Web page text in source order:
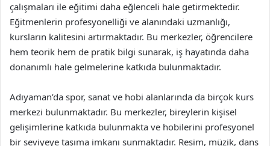
çalışmaları ile eğitimi daha eğlenceli hale getirmektedir.
Eğitmenlerin profesyonelliği ve alanındaki uzmanlığı,
kursların kalitesini artırmaktadır. Bu merkezler, öğrencilere
hem teorik hem de pratik bilgi sunarak, iş hayatında daha
donanımlı hale gelmelerine katkıda bulunmaktadır.
Adıyaman’da spor, sanat ve hobi alanlarında da birçok kurs
merkezi bulunmaktadır. Bu merkezler, bireylerin kişisel
gelişimlerine katkıda bulunmakta ve hobilerini profesyonel
bir seviyeye taşıma imkanı sunmaktadır. Resim, müzik, dans